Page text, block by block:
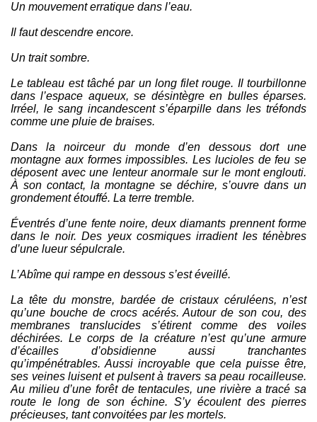
Un mouvement erratique dans l’eau.
Il faut descendre encore.
Un trait sombre.
Le tableau est tâché par un long filet rouge. Il tourbillonne
dans l’espace aqueux, se désintègre en bulles éparses.
Irréel, le sang incandescent s’éparpille dans les tréfonds
comme une pluie de braises.
Dans la noirceur du monde d’en dessous dort une
montagne aux formes impossibles. Les lucioles de feu se
déposent avec une lenteur anormale sur le mont englouti.
À son contact, la montagne se déchire, s’ouvre dans un
grondement étouffé. La terre tremble.
Éventrés d’une fente noire, deux diamants prennent forme
dans le noir. Des yeux cosmiques irradient les ténèbres
d’une lueur sépulcrale.
L’Abîme qui rampe en dessous s’est éveillé.
La tête du monstre, bardée de cristaux céruléens, n’est
qu’une bouche de crocs acérés. Autour de son cou, des
membranes translucides s’étirent comme des voiles
déchirées. Le corps de la créature n’est qu’une armure
d’écailles d’obsidienne aussi tranchantes
qu’impénétrables. Aussi incroyable que cela puisse être,
ses veines luisent et pulsent à travers sa peau rocailleuse.
Au milieu d’une forêt de tentacules, une rivière a tracé sa
route le long de son échine. S’y écoulent des pierres
précieuses, tant convoitées par les mortels.